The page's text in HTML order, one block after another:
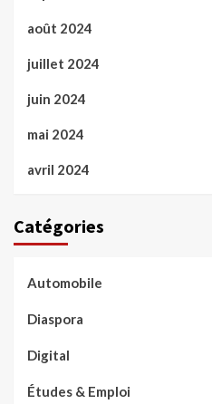
août 2024
juillet 2024
juin 2024
mai 2024
avril 2024
Catégories
Automobile
Diaspora
Digital
Études & Emploi